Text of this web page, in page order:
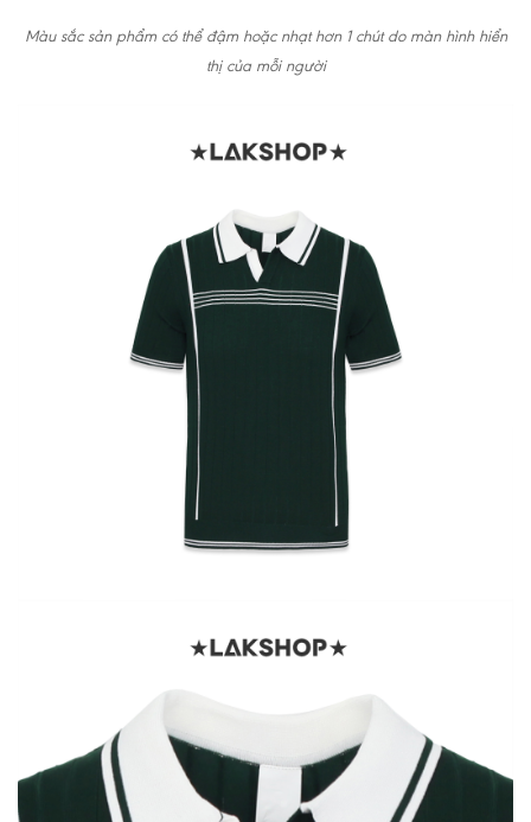
Màu sắc sản phẩm có thể đậm hoặc nhạt hơn 1 chút do màn hình hiển
thị của mỗi người